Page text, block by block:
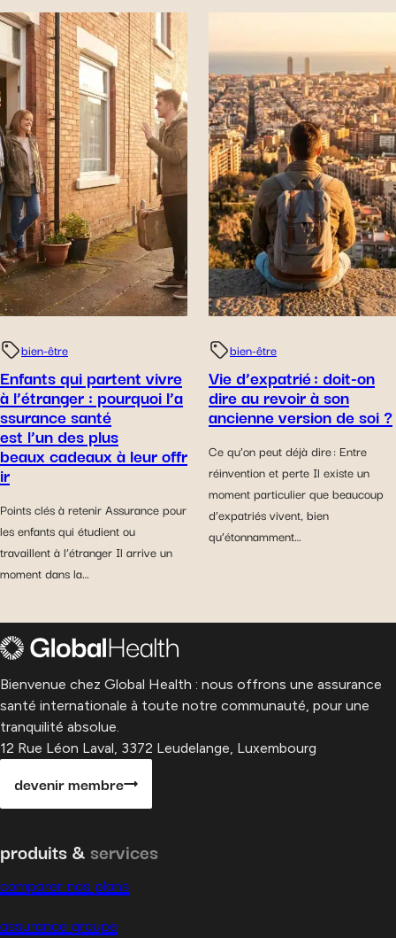
bien-être
Enfants qui partent vivre
à l’étranger : pourquoi l’a
ssurance santé
est l’un des plus
beaux cadeaux à leur offr
ir
Points clés à retenir Assurance pour
les enfants qui étudient ou
travaillent à l’étranger Il arrive un
moment dans la…
bien-être
Vie d’expatrié : doit-on
dire au revoir à son
ancienne version de soi ?
Ce qu’on peut déjà dire : Entre
réinvention et perte Il existe un
moment particulier que beaucoup
d’expatriés vivent, bien
qu’étonnamment…
Bienvenue chez Global Health : nous offrons une assurance
santé internationale à toute notre communauté, pour une
tranquilité absolue.
12 Rue Léon Laval, 3372 Leudelange, Luxembourg
devenir membre
produits & services
comparer nos plans
assurance groupe